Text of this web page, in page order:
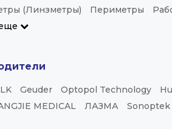
(Линзметры)
Периметры
Geuder Optopol Technology
MEDICAL
ЛАЗМА Sonoptek